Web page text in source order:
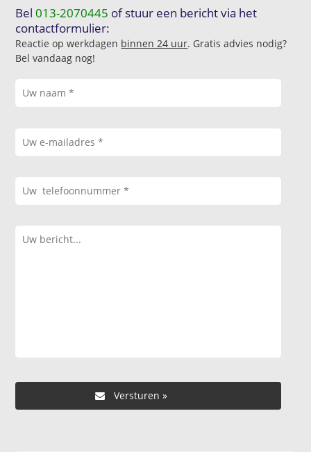
Bel013-2070445 of stuur een bericht via het
contactformulier:
Reactie op werkdagen binnen 24 uur. Gratis advies nodig?
Bel vandaag nog!